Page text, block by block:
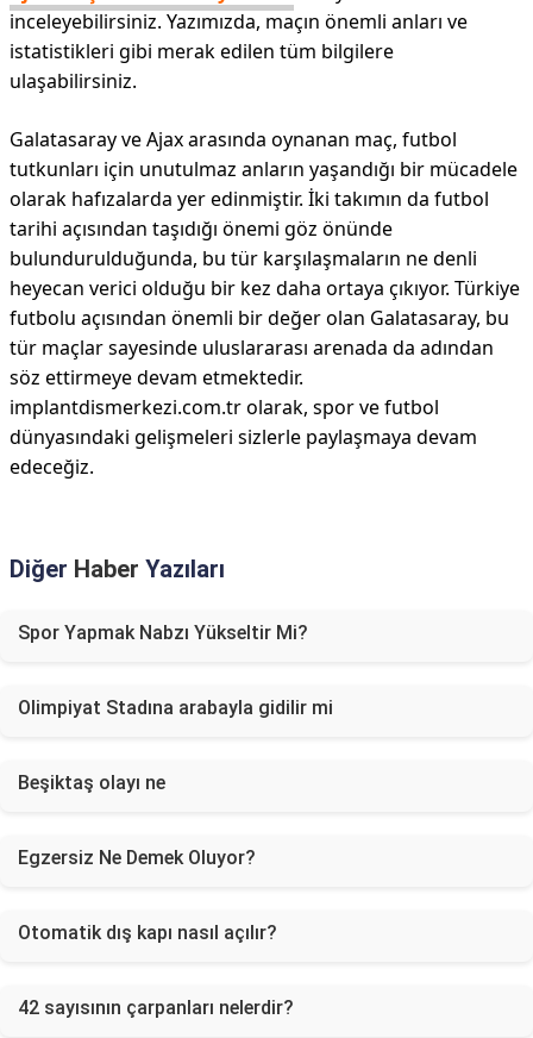
inceleyebilirsiniz. Yazımızda, maçın önemli anları ve
istatistikleri gibi merak edilen tüm bilgilere
ulaşabilirsiniz.
Galatasaray ve Ajax arasında oynanan maç, futbol
tutkunları için unutulmaz anların yaşandığı bir mücadele
olarak hafızalarda yer edinmiştir. İki takımın da futbol
tarihi açısından taşıdığı önemi göz önünde
bulundurulduğunda, bu tür karşılaşmaların ne denli
heyecan verici olduğu bir kez daha ortaya çıkıyor. Türkiye
futbolu açısından önemli bir değer olan Galatasaray, bu
tür maçlar sayesinde uluslararası arenada da adından
söz ettirmeye devam etmektedir.
implantdismerkezi.com.tr olarak, spor ve futbol
dünyasındaki gelişmeleri sizlerle paylaşmaya devam
edeceğiz.
Diğer Haber Yazıları
Spor Yapmak Nabzı Yükseltir Mi?
Olimpiyat Stadına arabayla gidilir mi
Beşiktaş olayı ne
Egzersiz Ne Demek Oluyor?
Otomatik dış kapı nasıl açılır?
42 sayısının çarpanları nelerdir?